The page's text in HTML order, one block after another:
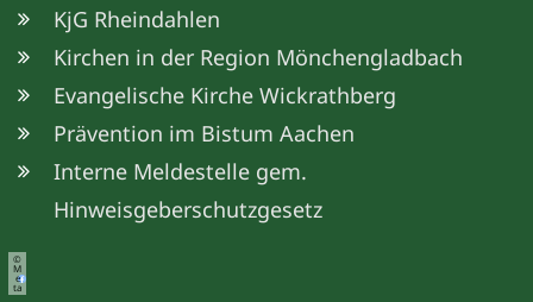
KjG Rheindahlen
Kirchen in der Region Mönchengladbach
Evangelische Kirche Wickrathberg
Prävention im Bistum Aachen
Interne Meldestelle gem.
Hinweisgeberschutzgesetz
©
M
e
ta